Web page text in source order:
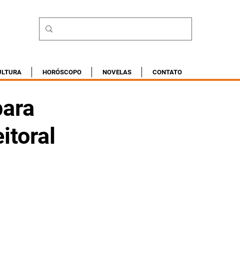
HORÓSCOPO NOVELAS CONTATO